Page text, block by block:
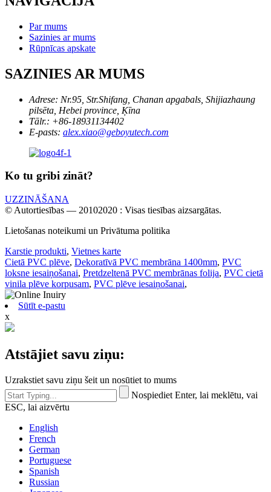
Par mums
Sazinies ar mums
Rūpnīcas apskate
SAZINIES AR MUMS
Adrese: Nr.95, Str.Shifang, Chanan apgabals, Shijiazhaung
pilsēta, Hebei province, Ķīna
Tālr.: +86-18931134402
E-pasts: alex.xiao@geboyutech.com
Ko tu gribi zināt?
UZZINĀŠANA
© Autortiesības — 20102020 : Visas tiesības aizsargātas.
Lietošanas noteikumi un Privātuma politika
Karstie produkti, Vietnes karte
Cietā PVC plēve, Dekoratīvā PVC membrāna 1400mm, PVC
loksne iesaiņošanai, Pretdzeltenā PVC membrānas folija, PVC cietā
vinila plēve korpusam, PVC plēve iesaiņošanai,
Sūtīt e-pastu
x
Atstājiet savu ziņu:
Uzrakstiet savu ziņu šeit un nosūtiet to mums
Nospiediet Enter, lai meklētu, vai
ESC, lai aizvērtu
English
French
German
Portuguese
Spanish
Russian